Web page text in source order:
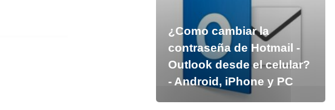
¿Como cambiar la
contraseña de Hotmail -
Outlook desde el celular?
- Android, iPhone y PC